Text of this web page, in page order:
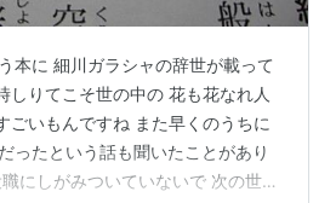
本に 細川ガラシャの辞世が載って
しりてこそ世の中の 花も花なれ人
ごいもんですね また早くのうちに
ったという話も聞いたことがあり
にしがみついていないで 次の世代